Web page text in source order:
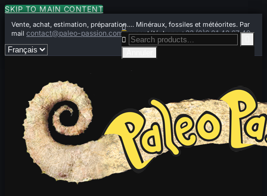
SKIP TO MAIN CONTENT
Vente, achat, estimation, préparation.... Minéraux, fossiles et météorites. Par
mailcontact@paleo-passion.comou par téléphone+33 (0)6 01 42 67 49

